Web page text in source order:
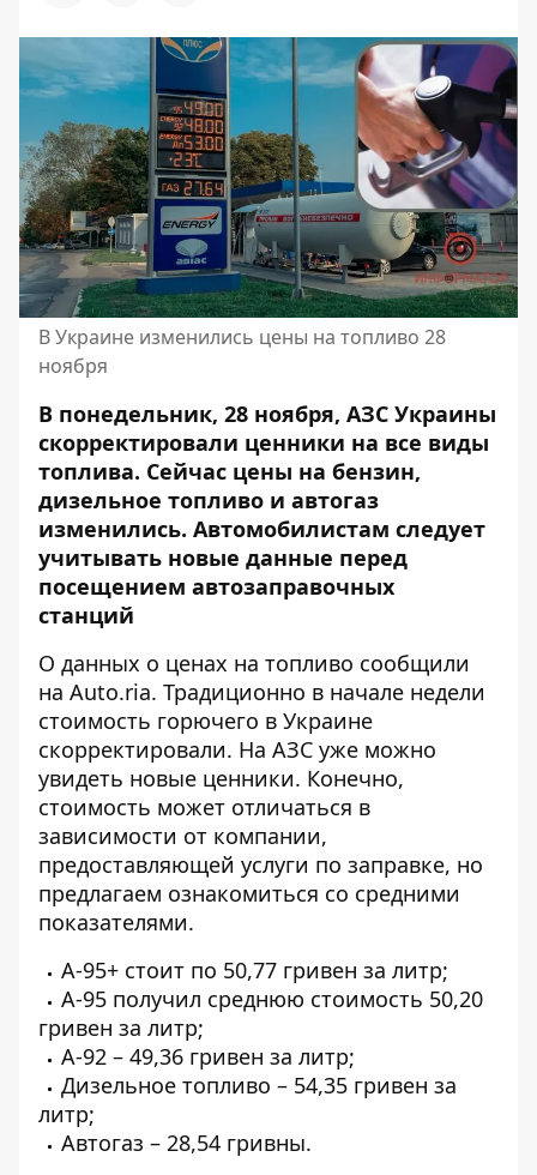
В Украине изменились цены на топливо 28
ноября
В понедельник, 28 ноября, АЗС Украины
скорректировали ценники на все виды
топлива. Сейчас цены на бензин,
дизельное топливо и автогаз
изменились. Автомобилистам следует
учитывать новые данные перед
посещением автозаправочных
станций
О данных о ценах на топливо сообщили
на Auto.ria. Традиционно в начале недели
стоимость горючего в Украине
скорректировали. На АЗС уже можно
увидеть новые ценники. Конечно,
стоимость может отличаться в
зависимости от компании,
предоставляющей услуги по заправке, но
предлагаем ознакомиться со средними
показателями.
А-95+ стоит по 50,77 гривен за литр;
А-95 получил среднюю стоимость 50,20
гривен за литр;
А-92 – 49,36 гривен за литр;
Дизельное топливо – 54,35 гривен за
литр;
Автогаз – 28,54 гривны.